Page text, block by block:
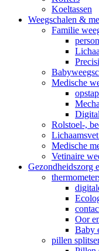
Koeltassen
Weegschalen &
Familie
Medische
Rolstoel-,
Medische
Vetinaire
Gezondheidszorg
Oor
Baby
pillen